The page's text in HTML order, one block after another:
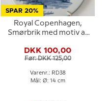
SPAR 20%
Royal Copenhagen,
Smørbrik med motiv af
Copenhagen
DKK 100,00
Før: DKK 125,00
Varenr.: RD38
Mål: Ø: 14 cm